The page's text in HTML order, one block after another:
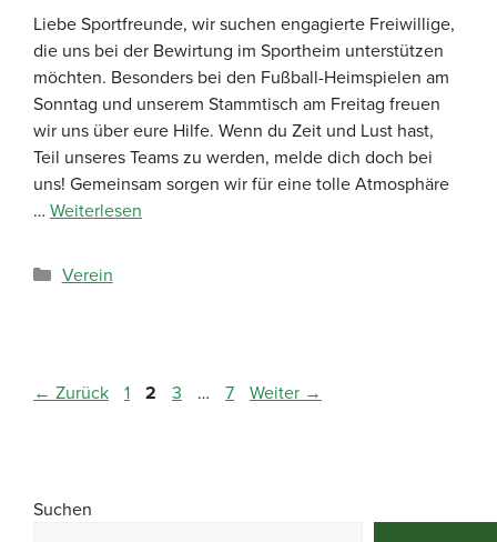
Liebe Sportfreunde, wir suchen engagierte Freiwillige,
die uns bei der Bewirtung im Sportheim unterstützen
möchten. Besonders bei den Fußball-Heimspielen am
Sonntag und unserem Stammtisch am Freitag freuen
wir uns über eure Hilfe. Wenn du Zeit und Lust hast,
Teil unseres Teams zu werden, melde dich doch bei
uns! Gemeinsam sorgen wir für eine tolle Atmosphäre
… Weiterlesen
Verein
← Zurück 1 2 3 … 7 Weiter →
Suchen